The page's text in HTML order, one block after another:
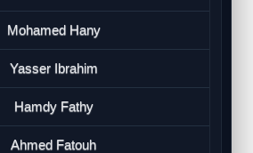
Mohamed Hany
Yasser Ibrahim
Hamdy Fathy
Ahmed Fatouh